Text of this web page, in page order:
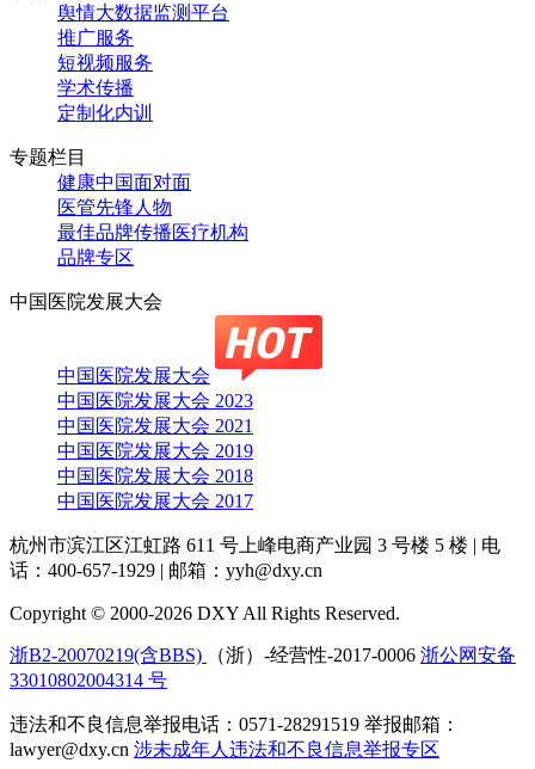
舆情大数据监测平台
推广服务
短视频服务
学术传播
定制化内训
专题栏目
健康中国面对面
医管先锋人物
最佳品牌传播医疗机构
品牌专区
中国医院发展大会
中国医院发展大会
中国医院发展大会 2023
中国医院发展大会 2021
中国医院发展大会 2019
中国医院发展大会 2018
中国医院发展大会 2017
杭州市滨江区江虹路 611 号上峰电商产业园 3 号楼 5 楼 | 电
话：400-657-1929 | 邮箱：yyh@dxy.cn
Copyright © 2000-2026 DXY All Rights Reserved.
浙B2-20070219(含BBS) （浙）-经营性-2017-0006 浙公网安备
33010802004314 号
违法和不良信息举报电话：0571-28291519 举报邮箱：
lawyer@dxy.cn 涉未成年人违法和不良信息举报专区